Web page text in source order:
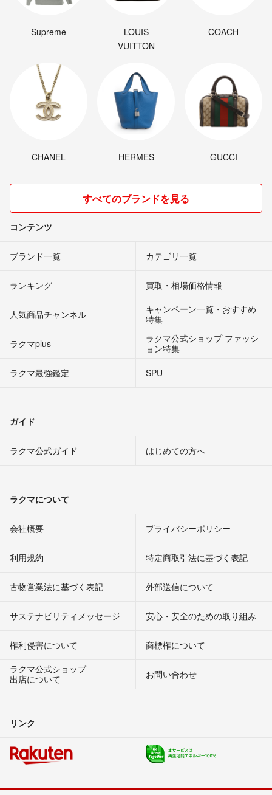
Supreme
LOUIS
VUITTON
COACH
CHANEL HERMES GUCCI
すべてのブランドを見る
コンテンツ
ブランド一覧 カテゴリ一覧
ランキング 買取・相場価格情報
人気商品チャンネル
キャンペーン一覧・おすすめ
特集
ラクマplus
ラクマ公式ショップ ファッシ
ョン特集
ラクマ最強鑑定
SPU
ガイド
ラクマ公式ガイド はじめての方へ
ラクマについて
会社概要 プライバシーポリシー
利用規約 特定商取引法に基づく表記
古物営業法に基づく表記 外部送信について
サステナビリティメッセージ 安心・安全のための取り組み
権利侵害について
商標権について
ラクマ公式ショップ
出店について
お問い合わせ
リンク